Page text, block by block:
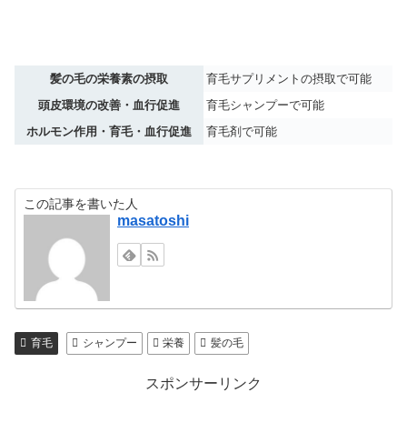
髪の毛の栄養素の摂取
育毛サプリメントの摂取で可能
頭皮環境の改善・血行促進
育毛シャンプーで可能
ホルモン作用・育毛・血行促進
育毛剤で可能
この記事を書いた人
masatoshi
育毛 シャンプー 栄養 髪の毛
スポンサーリンク